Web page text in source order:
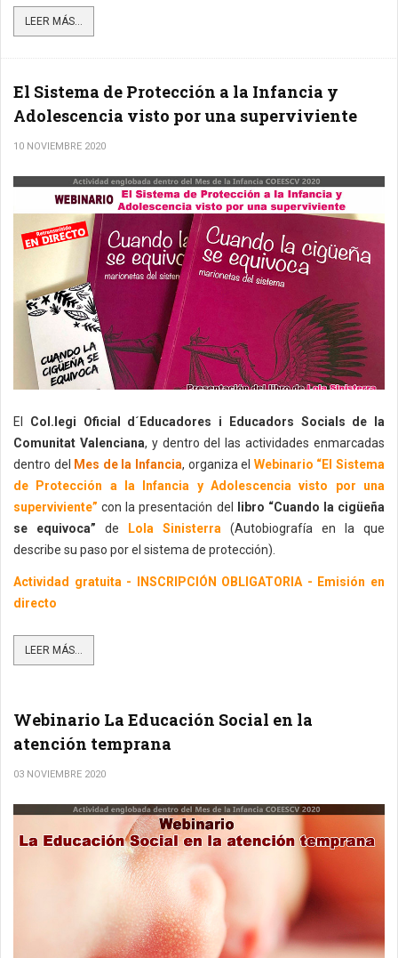
LEER MÁS...
El Sistema de Protección a la Infancia y
Adolescencia visto por una superviviente
10 NOVIEMBRE 2020
El Col.legi Oficial d´Educadores i Educadors Socials de la
Comunitat Valenciana, y dentro del las actividades enmarcadas
dentro del
Mes de la Infancia, organiza el Webinario “El Sistema
de Protección a la Infancia y Adolescencia visto por una
superviviente” con la presentación del
libro “Cuando la cigüeña
se equivoca” de Lola Sinisterra (Autobiografía en la que
describe su paso por el sistema de protección).
Actividad gratuita - INSCRIPCIÓN OBLIGATORIA - Emisión en
directo
LEER MÁS...
Webinario La Educación Social en la
atención temprana
03 NOVIEMBRE 2020